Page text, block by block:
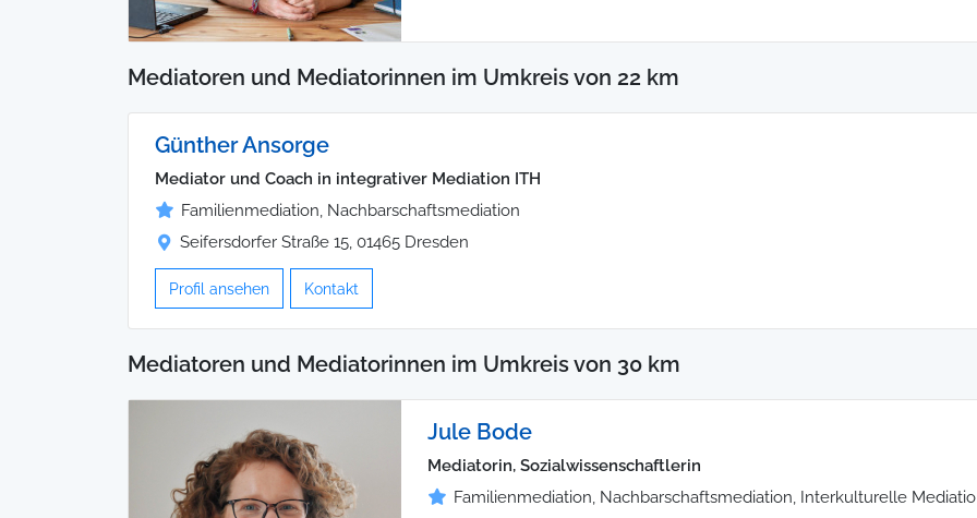
Mediatoren und Mediatorinnen im Umkreis von 22 km
Günther Ansorge
Mediator und Coach in integrativer Mediation ITH
Familienmediation, Nachbarschaftsmediation
Seifersdorfer Straße 15, 01465 Dresden
Profil ansehen Kontakt
Mediatoren und Mediatorinnen im Umkreis von 30 km
Jule Bode
Mediatorin, Sozialwissenschaftlerin
Familienmediation, Nachbarschaftsmediation, Interkulturelle